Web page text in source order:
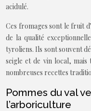
acidulé.
Ces fromages sont le fruit
de la qualité
tyroliens. Ils sont souvent
seigle et de vin local,
nombreuses recettes
Pommes du val
l’arboriculture